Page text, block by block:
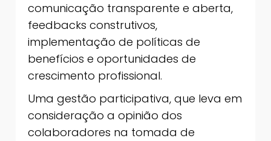
comunicação transparente e aberta,
feedbacks construtivos,
implementação de políticas de
benefícios e oportunidades de
crescimento profissional.
Uma gestão participativa, que leva em
consideração a opinião dos
colaboradores na tomada de